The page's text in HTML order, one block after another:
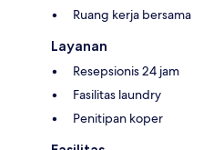
Ruang kerja bersama
Layanan
Resepsionis 24 jam
Fasilitas laundry
Penitipan koper